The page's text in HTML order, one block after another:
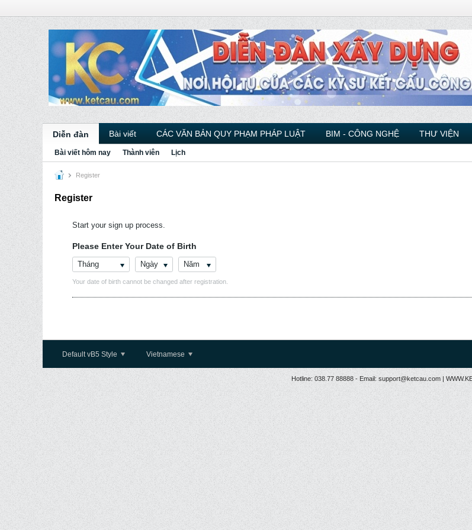
Diễn đàn Bài viết CÁC VĂN BẢN QUY PHẠM PHÁP LUẬT BIM - CÔNG NGHỆ THƯ VIỆN
Bài viết hôm nay Thành viên Lịch
Register
Register
Start your sign up process.
Please Enter Your Date of Birth
Tháng Ngày Năm
Your date of birth cannot be changed after registration.
Default vB5 Style Vietnamese
Hotline: 038.77 88888 - Email: support@ketcau.com |